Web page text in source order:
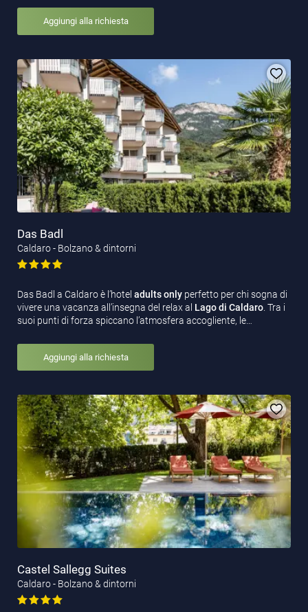
Aggiungi alla richiesta
Das Badl
Caldaro - Bolzano & dintorni
Das Badl a Caldaro è l’hotel adults only perfetto per chi sogna di
vivere una vacanza all’insegna del relax al Lago di Caldaro . Tra i
suoi punti di forza spiccano l’atmosfera accogliente, le…
Aggiungi alla richiesta
Castel Sallegg Suites
Caldaro - Bolzano & dintorni